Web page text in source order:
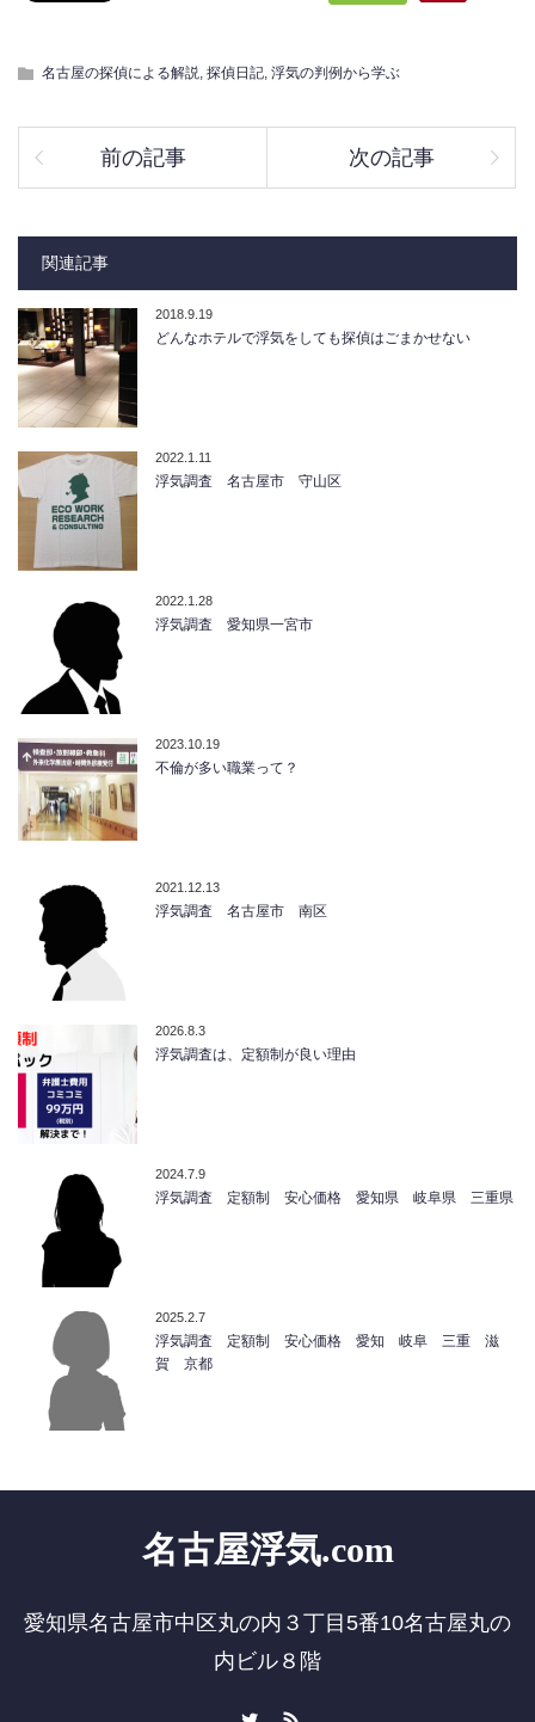
名古屋の探偵による解説 探偵日記 浮気の判例から学ぶ
前の記事 次の記事
関連記事
2018.9.19
どんなホテルで浮気をしても探偵はごまかせない
2022.1.11
浮気調査 名古屋市 守山区
2022.1.28
浮気調査 愛知県一宮市
2023.10.19
不倫が多い職業って？
2021.12.13
浮気調査 名古屋市 南区
2026.8.3
浮気調査は、定額制が良い理由
2024.7.9
浮気調査 定額制 安心価格 愛知県 岐阜県 三重県
2025.2.7
浮気調査 定額制 安心価格 愛知 岐阜 三重 滋
賀 京都
名古屋浮気.com
愛知県名古屋市中区丸の内３丁目5番10名古屋丸の
内ビル８階